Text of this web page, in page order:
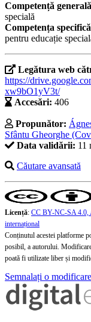
Competență
specială
Competența
pentru educație
Legătura web
https://
xw9bO1yV3t/
Accesări: 406
Propunător:
Sfântu Gheorghe
Data validării: 11
Căutare avansată
Licență: CC BY-NC-SA 4.0,
internațional
Conținutul acestei platforme
posibil, a autorului.
poată fi utilizate liber și
Semnalați o